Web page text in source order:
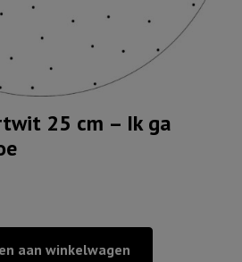
25 cm – Ik ga
aan winkelwagen